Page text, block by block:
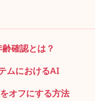
確認とは？
ムにおけるAI
オフにする方法